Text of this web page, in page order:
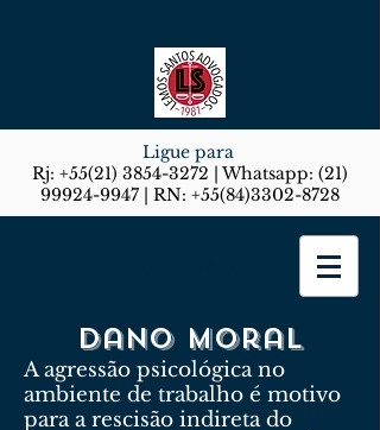
Ligue para
Rj: +55(21) 3854-3272 | Whatsapp: (21)
99924-9947 | RN: +55(84)3302-8728
Dano Moral
A agressão psicológica no
ambiente de trabalho é motivo
para a rescisão indireta do